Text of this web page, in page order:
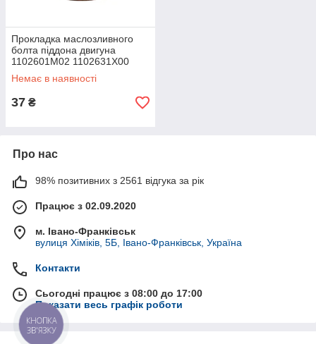
Прокладка маслозливного
болта піддона двигуна
1102601M02 1102631X00
1102601M00 Nissan
1102601M02 1102631X00
Немає в наявності
37 ₴
Про нас
98% позитивних з 2561 відгука за рік
Працює з 02.09.2020
м. Івано-Франківськ
вулиця Хіміків, 5Б, Івано-Франківськ, Україна
Контакти
Сьогодні працює з 08:00 до 17:00
Показати весь графік роботи
КНОПКА
ЗВ'ЯЗКУ